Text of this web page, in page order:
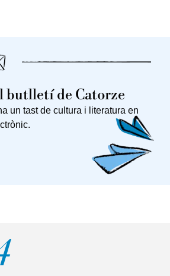
butlletí de Catorze
un tast de cultura i literatura en